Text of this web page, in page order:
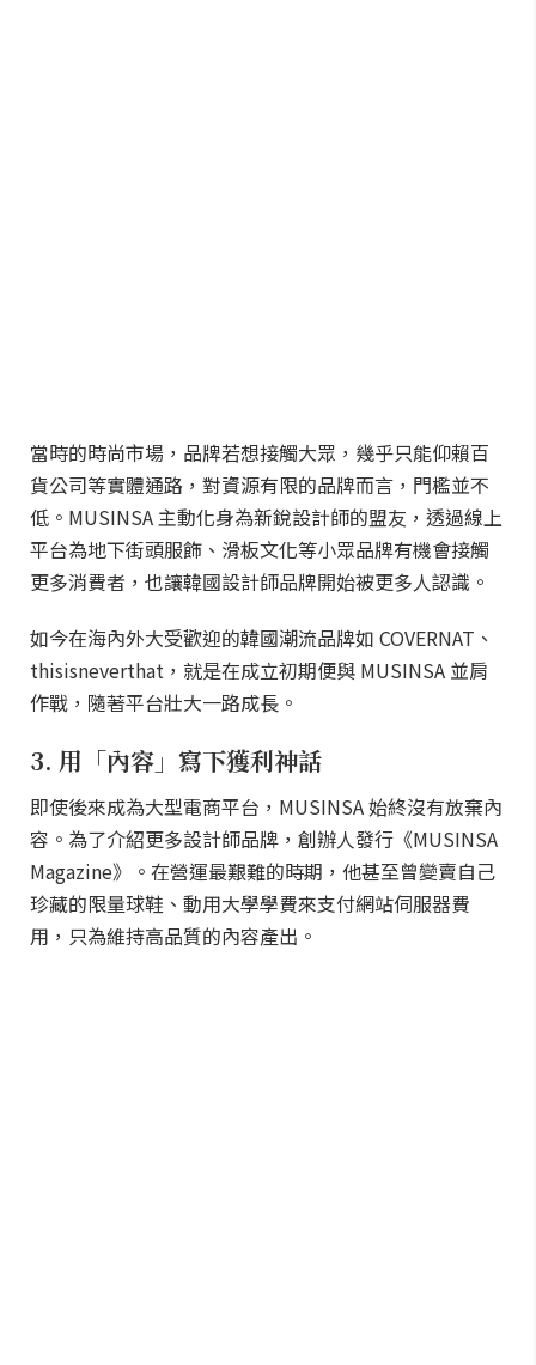
當時的時尚市場，品牌若想接觸大眾，幾乎只能仰賴百
貨公司等實體通路，對資源有限的品牌而言，門檻並不
低。MUSINSA 主動化身為新銳設計師的盟友，透過線上
平台為地下街頭服飾、滑板文化等小眾品牌有機會接觸
更多消費者，也讓韓國設計師品牌開始被更多人認識。
如今在海內外大受歡迎的韓國潮流品牌如 COVERNAT、
thisisneverthat，就是在成立初期便與 MUSINSA 並肩
作戰，隨著平台壯大一路成長。
3. 用「內容」寫下獲利神話
即使後來成為大型電商平台，MUSINSA 始終沒有放棄內
容。為了介紹更多設計師品牌，創辦人發行《MUSINSA
Magazine》。在營運最艱難的時期，他甚至曾變賣自己
珍藏的限量球鞋、動用大學學費來支付網站伺服器費
用，只為維持高品質的內容產出。